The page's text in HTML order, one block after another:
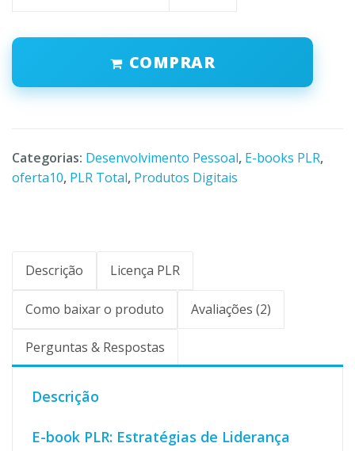
COMPRAR
Categorias: Desenvolvimento Pessoal, E-books PLR,
oferta10, PLR Total, Produtos Digitais
Descrição Licença PLR
Como baixar o produto Avaliações (2)
Perguntas & Respostas
Descrição
E-book PLR: Estratégias de Liderança